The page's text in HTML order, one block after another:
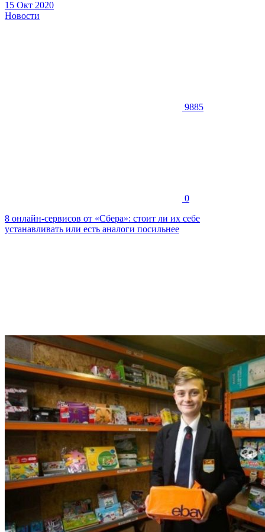
15 Окт 2020
Новости
9885
0
8 онлайн-сервисов от «Сбера»: стоит ли их себе
устанавливать или есть аналоги посильнее